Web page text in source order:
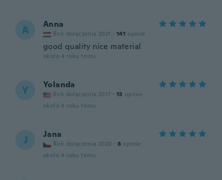
A Anna
Rok dołączenia 2021 · 141 opinie
good quality nice material
około 4 roku temu
Y Yolanda
Rok dołączenia 2017 · 13 opinie
około 4 roku temu
J Jana
Rok dołączenia 2020 · 8 opinie
około 4 roku temu